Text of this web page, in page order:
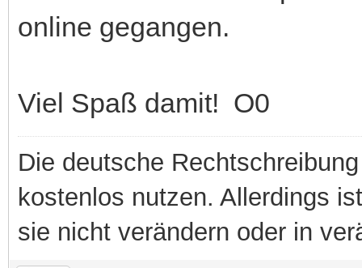
online gegangen.
Viel Spaß damit! O0
Die deutsche
kostenlos nutzen. Allerdings
sie nicht verändern oder in